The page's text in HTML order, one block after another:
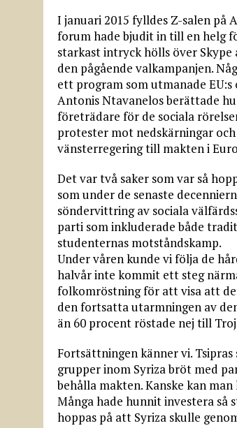
I januari 2015 fylldes Z-salen på
forum hade bjudit in till en helg
starkast intryck hölls över
den pågående valkampanjen.
ett program som utmanade
Antonis Ntavanelos berättade
företrädare för de sociala
protester mot nedskärningar
vänsterregering till makten i
Det var två saker som var så
som under de senaste
söndervittring av sociala
parti som inkluderade både
studenternas motståndskamp.
Under våren kunde vi följa de
halvår inte kommit ett steg
folkomröstning för att visa att
den fortsatta utarmningen av
än 60 procent röstade nej till
Fortsättningen känner vi.
grupper inom Syriza bröt med
behålla makten. Kanske kan
Många hade hunnit investera
hoppas på att Syriza skulle